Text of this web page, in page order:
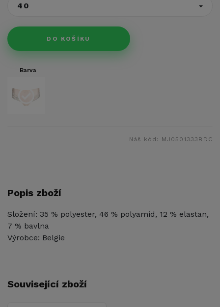
40
DO KOŠÍKU
Barva
Náš kód: MJ0501333BDC
Popis zboží
Složení: 35 % polyester, 46 % polyamid, 12 % elastan,
7 % bavlna
Výrobce: Belgie
Související zboží